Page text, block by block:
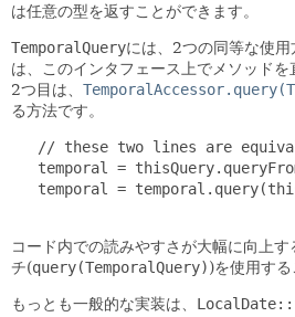
は任意の型を返すことができます。
TemporalQueryには、2つの同等な使用
は、このインタフェース上でメソッドを
2つ目は、
る方法です。
// these two lines are
temporal =
temporal =
コード内での読みやすさが大幅に向上
チ(query(TemporalQuery))を使用する
もっとも一般的な実装は、